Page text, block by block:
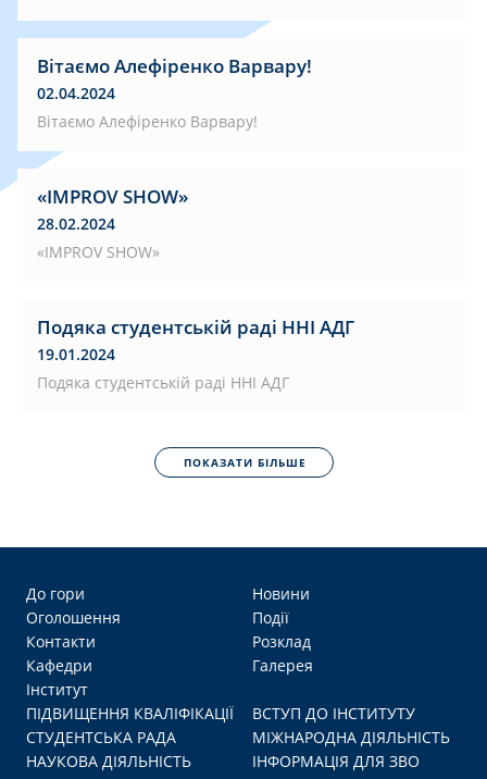
Вітаємо Алефіренко Варвару!
02.04.2024
Вітаємо Алефіренко Варвару!
«IMPROV SHOW»
28.02.2024
«IMPROV SHOW»
Подяка студентській раді ННІ АДГ
19.01.2024
Подяка студентській раді ННІ АДГ
ПОКАЗАТИ БІЛЬШЕ
До гори
Новини
Оголошення
Події
Контакти
Розклад
Кафедри
Галерея
Інститут
ПІДВИЩЕННЯ КВАЛІФІКАЦІЇ
ВСТУП ДО ІНСТИТУТУ
СТУДЕНТСЬКА РАДА
МІЖНАРОДНА ДІЯЛЬНІСТЬ
НАУКОВА ДІЯЛЬНІСТЬ
ІНФОРМАЦІЯ ДЛЯ ЗВО